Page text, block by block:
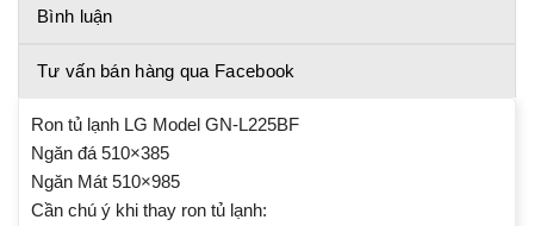
Bình luận
Tư vấn bán hàng qua Facebook
Ron tủ lạnh LG Model GN-L225BF
Ngăn đá 510×385
Ngăn Mát 510×985
Cần chú ý khi thay ron tủ lạnh: